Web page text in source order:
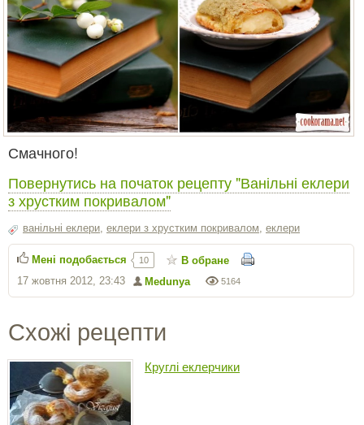
Смачного!
Повернутись на початок рецепту "Ванільні еклери
з хрустким покривалом"
ванільні еклери, еклери з хрустким покривалом, еклери
5164
Medunya
17 жовтня 2012, 23:43
Мені подобається 10 В обране
Схожі рецепти
Круглі еклерчики